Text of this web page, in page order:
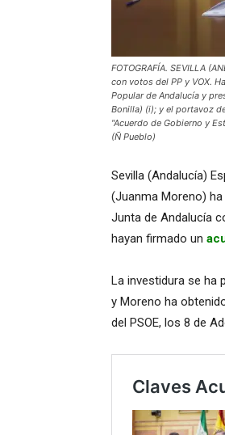
FOTOGRAFÍA. SEVILLA
con votos del PP y VOX.
Popular de Andalucía y
Bonilla) (i); y el portavoz
"Acuerdo de Gobierno y
(Ñ Pueblo)
Sevilla (Andalucía)
(Juanma Moreno)
Junta de Andalucía
hayan firmado un
La investidura se ha
y Moreno ha
del PSOE, los 8 de